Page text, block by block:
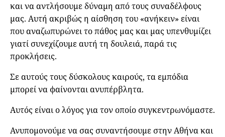
και να αντλήσουμε δύναμη από τους συναδέλφους
μας. Αυτή ακριβώς η αίσθηση του «ανήκειν» είναι
που αναζωπυρώνει το πάθος μας και μας υπενθυμίζει
γιατί συνεχίζουμε αυτή τη δουλειά, παρά τις
προκλήσεις.
Σε αυτούς τους δύσκολους καιρούς, τα εμπόδια
μπορεί να φαίνονται ανυπέρβλητα.
Αυτός είναι ο λόγος για τον οποίο συγκεντρωνόμαστε.
Ανυπομονούμε να σας συναντήσουμε στην Αθήνα και